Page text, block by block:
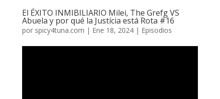
El ÉXITO INMIBILIARIO Milei, The Grefg VS
Abuela y por qué la Justícia está Rota #16
por spicy4tuna.com | Ene 18, 2024| Episodios